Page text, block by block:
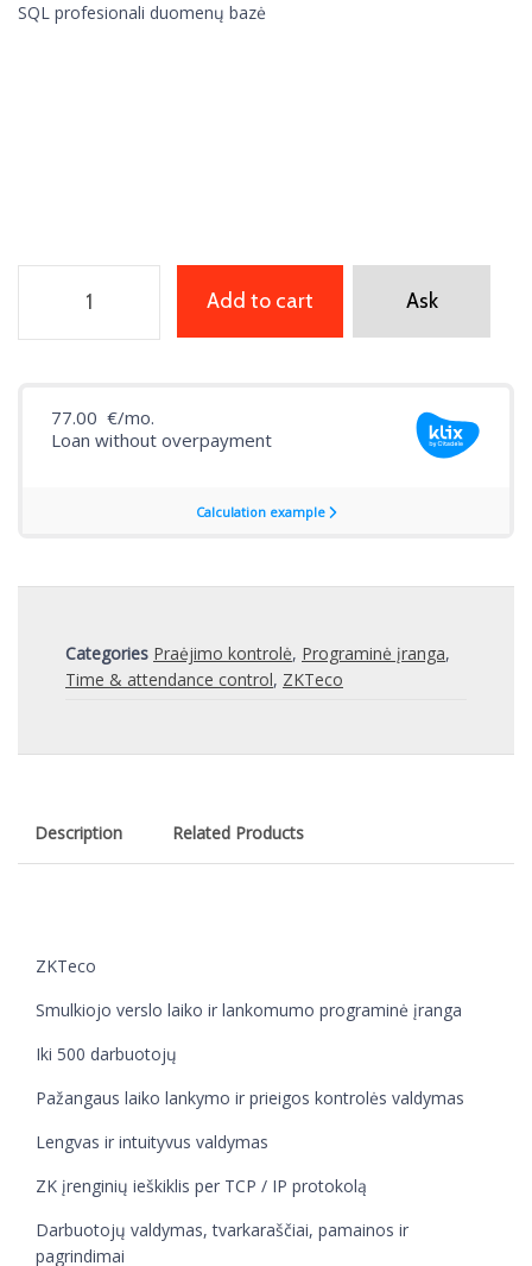
SQL profesionali duomenų bazė
Add to cart Ask
Categories Praėjimo kontrolė, Programinė įranga,
Time & attendance control, ZKTeco
Description Related Products
ZKTeco
Smulkiojo verslo laiko ir lankomumo programinė įranga
Iki 500 darbuotojų
Pažangaus laiko lankymo ir prieigos kontrolės valdymas
Lengvas ir intuityvus valdymas
ZK įrenginių ieškiklis per TCP / IP protokolą
Darbuotojų valdymas, tvarkaraščiai, pamainos ir
pagrindimai